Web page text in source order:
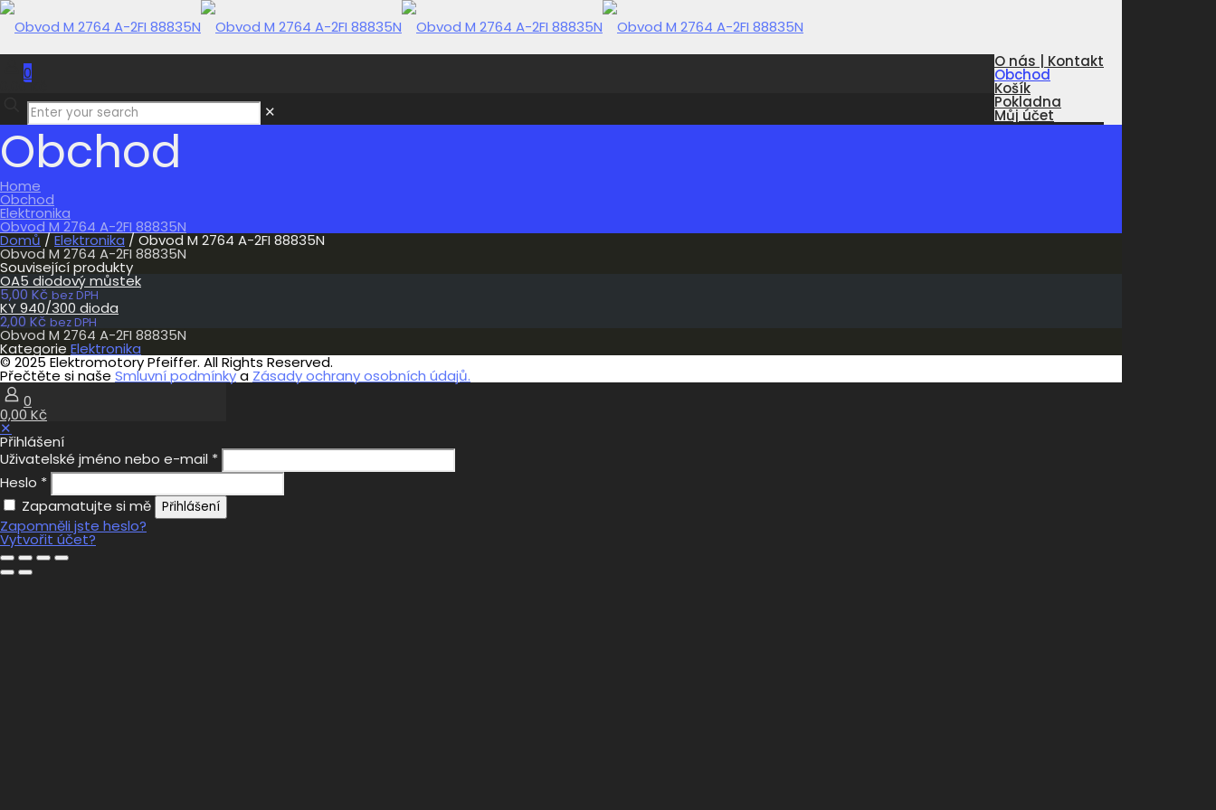
O nás | Kontakt
Obchod
Košík
Pokladna
Můj účet
0
0,00 Kč
✕
Obchod
Home
Obchod
Elektronika
Obvod M 2764 A-2FI 88835N
Domů / Elektronika / Obvod M 2764 A-2FI 88835N
Obvod M 2764 A-2FI 88835N
Související produkty
OA5 diodový můstek
5,00 Kč bez DPH
KY 940/300 dioda
2,00 Kč bez DPH
Obvod M 2764 A-2FI 88835N
Kategorie Elektronika
© 2025 Elektromotory Pfeiffer. All Rights Reserved.
Přečtěte si naše Smluvní podmínkya Zásady ochrany osobních údajů.
0
0,00 Kč
✕
Přihlášení
Uživatelské jméno nebo e-mail *
Heslo *
Zapamatujte si mě
Přihlášení
Zapomněli jste heslo?
Vytvořit účet?